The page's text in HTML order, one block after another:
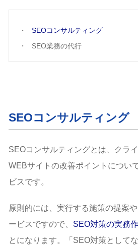
SEOコンサルティング
SEO業務の代行
SEOコンサルティング
SEOコンサルティングとは、クラ
WEBサイトの改善ポイントについ
ビスです。
原則的には、実行する施策の提案
ービスですので、 SEO対策の実務
とになります。「SEO対策として